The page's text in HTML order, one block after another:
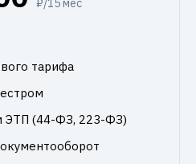
₽/15 мес
тарифа
ЭТП (44-ФЗ, 223-ФЗ)